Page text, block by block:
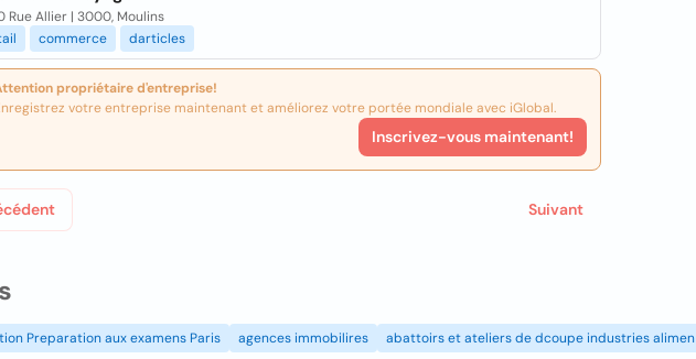
Rue Allier | 3000, Moulins
commerce darticles
propriétaire d'entreprise!
votre entreprise maintenant et améliorez votre portée mondiale avec iGlobal.
Inscrivez-vous maintenant!
Suivant
Preparation aux examens Paris agences immobilires abattoirs et ateliers de dcoupe industries alimen